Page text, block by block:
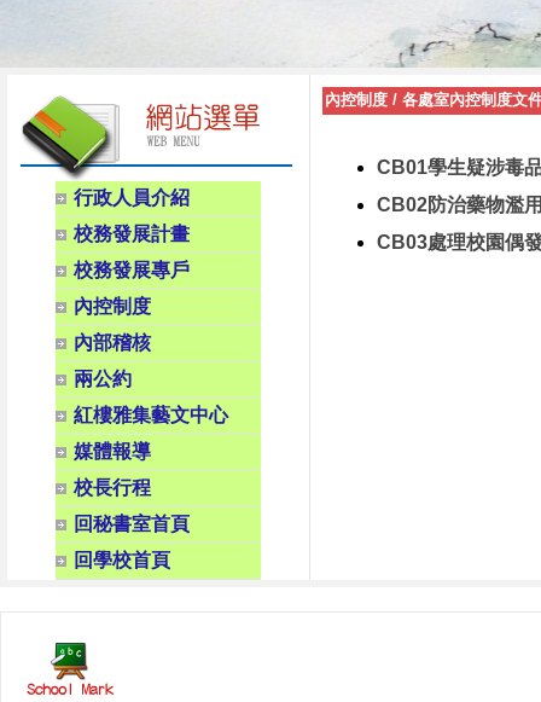
行政人員介紹
校務發展計畫
校務發展專戶
內控制度
內部稽核
兩公約
紅樓雅集藝文中心
媒體報導
校長行程
回秘書室首頁
回學校首頁
內控制度 / 各處室內控制度文
CB01學生疑涉毒
CB02防治藥物濫
CB03處理校園偶